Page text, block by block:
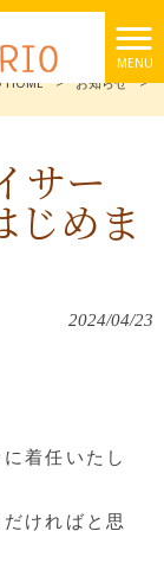
MENU
HOME
> お知らせ
>
サー
めま
2024/04/23
着任いたし
ければと思